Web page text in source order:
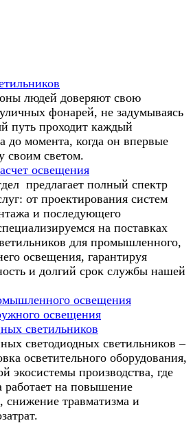
людей доверяют свою
фонарей, не задумываясь
путь проходит каждый
до момента, когда он впервые
своим светом.
освещения
предлагает полный спектр
от проектирования систем
и последующего
на поставках
для промышленного,
освещения, гарантируя
и долгий срок службы нашей
освещения
освещения
светильников
светодиодных светильников –
осветительного оборудования,
экосистемы производства, где
на повышение
снижение травматизма и